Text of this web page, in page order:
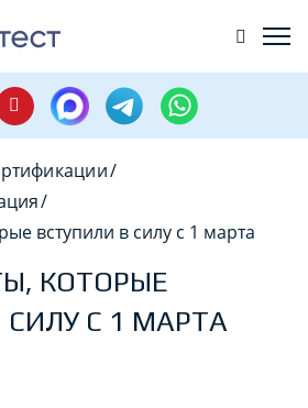
/
/
вступили в силу с 1 марта
КОТОРЫЕ
С 1 МАРТА